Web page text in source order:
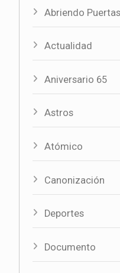
Abriendo Puertas
Actualidad
Aniversario 65
Astros
Atómico
Canonización
Deportes
Documento